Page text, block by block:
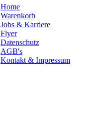
Home
Warenkorb
Jobs & Karriere
Flyer
Datenschutz
AGB's
Kontakt & Impressum